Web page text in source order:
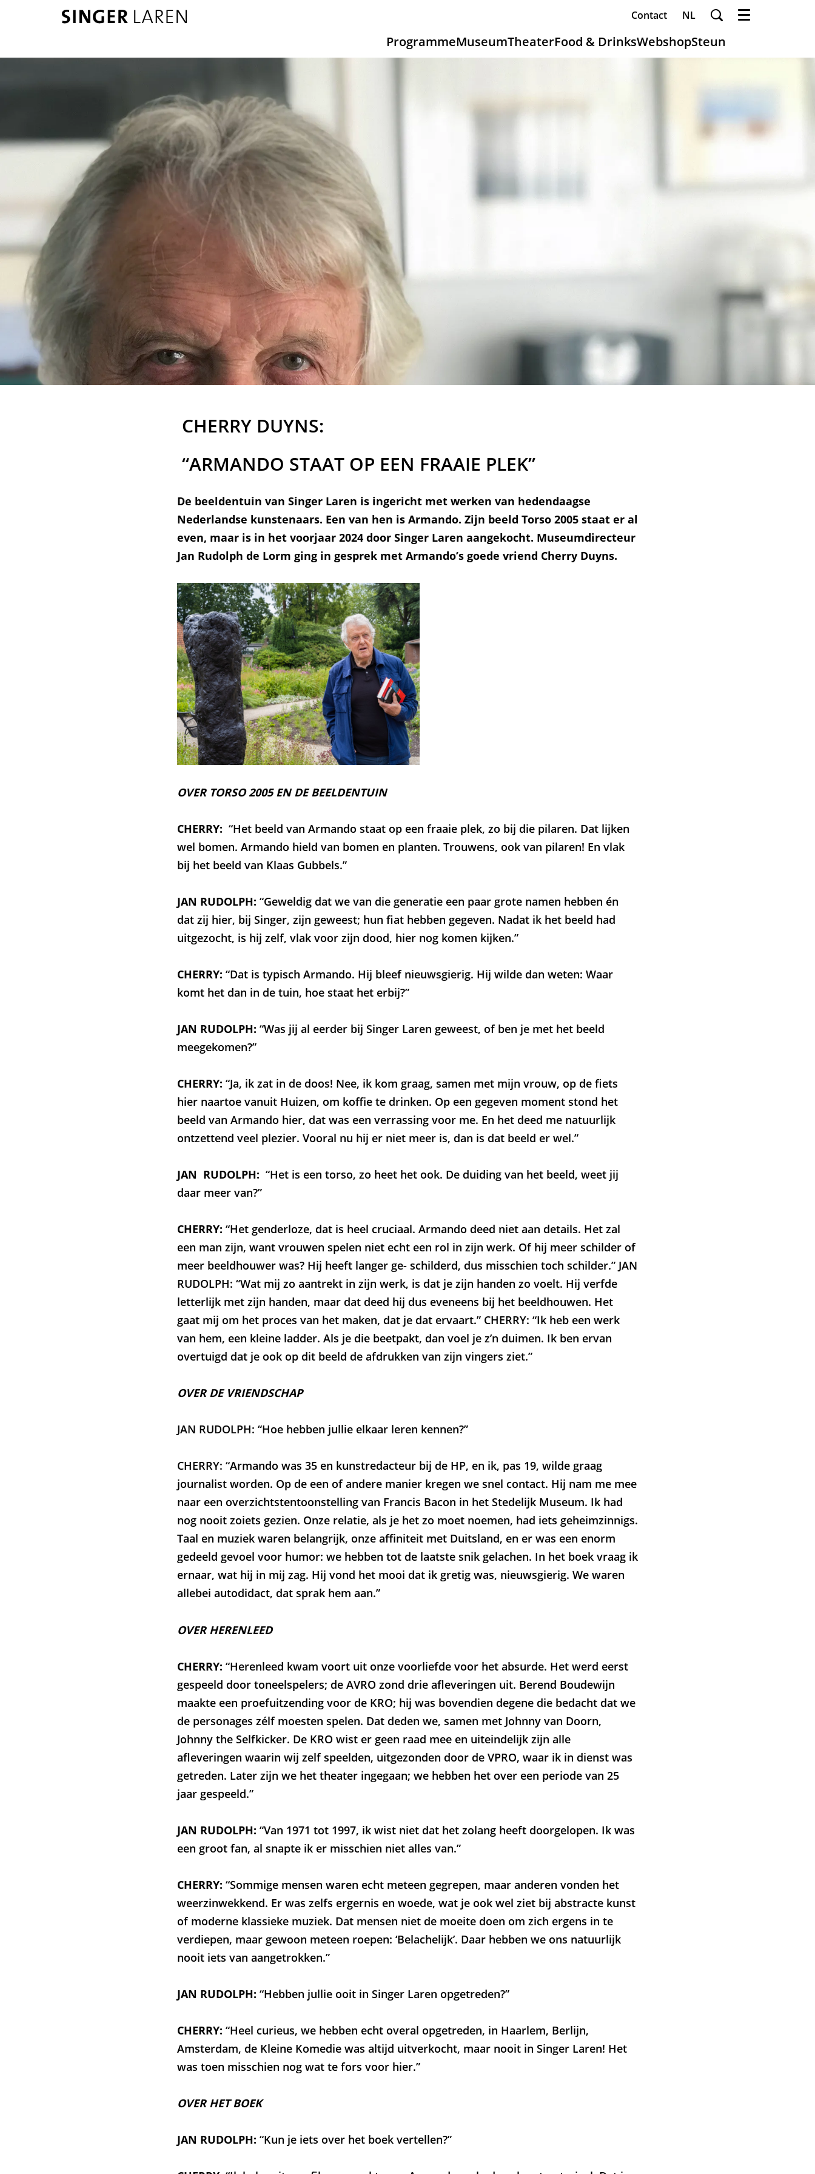
Contact NL
ProgrammeMuseumTheaterFood & DrinksWebshopSteun
Menu
CHERRY DUYNS:
“ARMANDO STAAT OP EEN FRAAIE PLEK”
De beeldentuin van Singer Laren is ingericht met werken van hedendaagse
Nederlandse kunstenaars. Een van hen is Armando. Zijn beeld Torso 2005 staat er al
even, maar is in het voorjaar 2024 door Singer Laren aangekocht. Museumdirecteur
Jan Rudolph de Lorm ging in gesprek met Armando’s goede vriend Cherry Duyns.
OVER TORSO 2005 EN DE BEELDENTUIN
CHERRY: “Het beeld van Armando staat op een fraaie plek, zo bij die pilaren. Dat lijken
wel bomen. Armando hield van bomen en planten. Trouwens, ook van pilaren! En vlak
bij het beeld van Klaas Gubbels.”
JAN RUDOLPH: “Geweldig dat we van die generatie een paar grote namen hebben én
dat zij hier, bij Singer, zijn geweest; hun fiat hebben gegeven. Nadat ik het beeld had
uitgezocht, is hij zelf, vlak voor zijn dood, hier nog komen kijken.”
CHERRY: “Dat is typisch Armando. Hij bleef nieuwsgierig. Hij wilde dan weten: Waar
komt het dan in de tuin, hoe staat het erbij?”
JAN RUDOLPH: “Was jij al eerder bij Singer Laren geweest, of ben je met het beeld
meegekomen?”
CHERRY: “Ja, ik zat in de doos! Nee, ik kom graag, samen met mijn vrouw, op de fiets
hier naartoe vanuit Huizen, om koffie te drinken. Op een gegeven moment stond het
beeld van Armando hier, dat was een verrassing voor me. En het deed me natuurlijk
ontzettend veel plezier. Vooral nu hij er niet meer is, dan is dat beeld er wel.”
JAN RUDOLPH: “Het is een torso, zo heet het ook. De duiding van het beeld, weet jij
daar meer van?”
CHERRY: “Het genderloze, dat is heel cruciaal. Armando deed niet aan details. Het zal
een man zijn, want vrouwen spelen niet echt een rol in zijn werk. Of hij meer schilder of
meer beeldhouwer was? Hij heeft langer ge- schilderd, dus misschien toch schilder.” JAN
RUDOLPH: “Wat mij zo aantrekt in zijn werk, is dat je zijn handen zo voelt. Hij verfde
letterlijk met zijn handen, maar dat deed hij dus eveneens bij het beeldhouwen. Het
gaat mij om het proces van het maken, dat je dat ervaart.” CHERRY: “Ik heb een werk
van hem, een kleine ladder. Als je die beetpakt, dan voel je z’n duimen. Ik ben ervan
overtuigd dat je ook op dit beeld de afdrukken van zijn vingers ziet.”
OVER DE VRIENDSCHAP
JAN RUDOLPH: “Hoe hebben jullie elkaar leren kennen?”
CHERRY: “Armando was 35 en kunstredacteur bij de HP, en ik, pas 19, wilde graag
journalist worden. Op de een of andere manier kregen we snel contact. Hij nam me mee
naar een overzichtstentoonstelling van Francis Bacon in het Stedelijk Museum. Ik had
nog nooit zoiets gezien. Onze relatie, als je het zo moet noemen, had iets geheimzinnigs.
Taal en muziek waren belangrijk, onze affiniteit met Duitsland, en er was een enorm
gedeeld gevoel voor humor: we hebben tot de laatste snik gelachen. In het boek vraag ik
ernaar, wat hij in mij zag. Hij vond het mooi dat ik gretig was, nieuwsgierig. We waren
allebei autodidact, dat sprak hem aan.”
OVER HERENLEED
CHERRY: “Herenleed kwam voort uit onze voorliefde voor het absurde. Het werd eerst
gespeeld door toneelspelers; de AVRO zond drie afleveringen uit. Berend Boudewijn
maakte een proefuitzending voor de KRO; hij was bovendien degene die bedacht dat we
de personages zélf moesten spelen. Dat deden we, samen met Johnny van Doorn,
Johnny the Selfkicker. De KRO wist er geen raad mee en uiteindelijk zijn alle
afleveringen waarin wij zelf speelden, uitgezonden door de VPRO, waar ik in dienst was
getreden. Later zijn we het theater ingegaan; we hebben het over een periode van 25
jaar gespeeld.”
JAN RUDOLPH: “Van 1971 tot 1997, ik wist niet dat het zolang heeft doorgelopen. Ik was
een groot fan, al snapte ik er misschien niet alles van.”
CHERRY: “Sommige mensen waren echt meteen gegrepen, maar anderen vonden het
weerzinwekkend. Er was zelfs ergernis en woede, wat je ook wel ziet bij abstracte kunst
of moderne klassieke muziek. Dat mensen niet de moeite doen om zich ergens in te
verdiepen, maar gewoon meteen roepen: ‘Belachelijk’. Daar hebben we ons natuurlijk
nooit iets van aangetrokken.”
JAN RUDOLPH: “Hebben jullie ooit in Singer Laren opgetreden?”
CHERRY: “Heel curieus, we hebben echt overal opgetreden, in Haarlem, Berlijn,
Amsterdam, de Kleine Komedie was altijd uitverkocht, maar nooit in Singer Laren! Het
was toen misschien nog wat te fors voor hier.”
OVER HET BOEK
JAN RUDOLPH: “Kun je iets over het boek vertellen?”